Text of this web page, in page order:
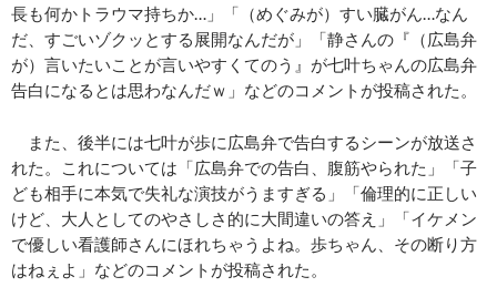
長も何かトラウマ持ちか…」「（めぐみが）すい臓がん…なん
だ、すごいゾクッとする展開なんだが」「静さんの『（広島弁
が）言いたいことが言いやすくてのう』が七叶ちゃんの広島弁
告白になるとは思わなんだｗ」などのコメントが投稿された。
また、後半には七叶が歩に広島弁で告白するシーンが放送さ
れた。これについては「広島弁での告白、腹筋やられた」「子
ども相手に本気で失礼な演技がうますぎる」「倫理的に正しい
けど、大人としてのやさしさ的に大間違いの答え」「イケメン
で優しい看護師さんにほれちゃうよね。歩ちゃん、その断り方
はねぇよ」などのコメントが投稿された。